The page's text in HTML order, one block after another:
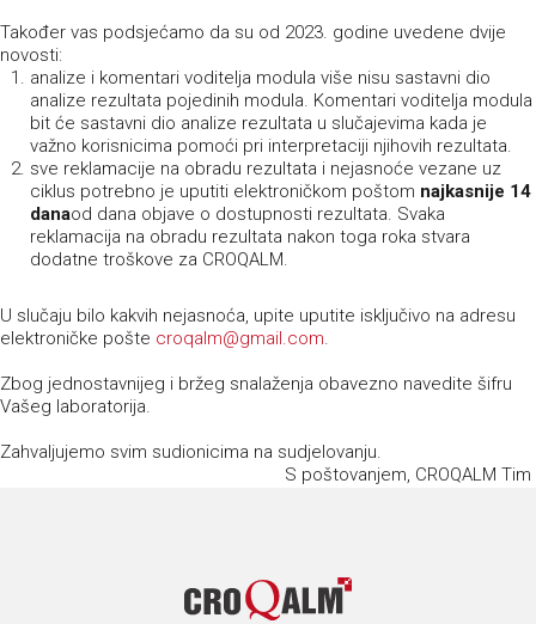
Također vas podsjećamo da su od 2023. godine uvedene dvije
novosti:
analize i komentari voditelja modula više nisu sastavni dio
analize rezultata pojedinih modula. Komentari voditelja modula
bit će sastavni dio analize rezultata u slučajevima kada je
važno korisnicima pomoći pri interpretaciji njihovih rezultata.
sve reklamacije na obradu rezultata i nejasnoće vezane uz
ciklus potrebno je uputiti elektroničkom poštom najkasnije 14
danaod dana objave o dostupnosti rezultata. Svaka
reklamacija na obradu rezultata nakon toga roka stvara
dodatne troškove za CROQALM.
U slučaju bilo kakvih nejasnoća, upite uputite isključivo na adresu
elektroničke pošte croqalm@gmail.com.
Zbog jednostavnijeg i bržeg snalaženja obavezno navedite šifru
Vašeg laboratorija.
Zahvaljujemo svim sudionicima na sudjelovanju.
S poštovanjem, CROQALM Tim